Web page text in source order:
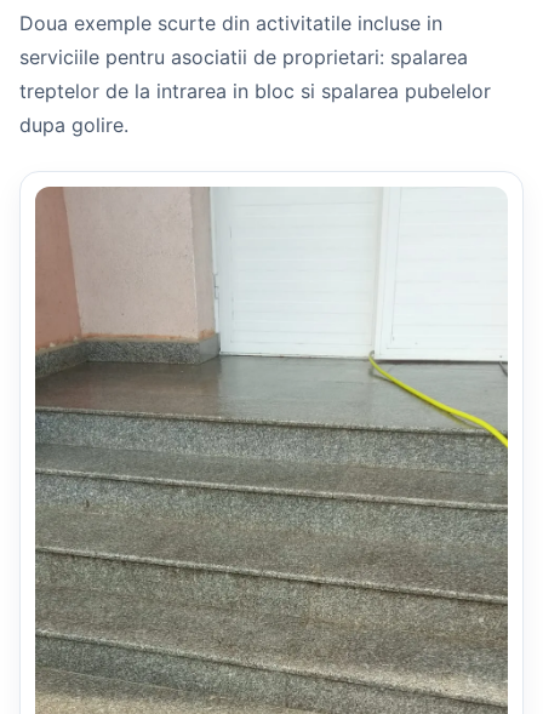
Doua exemple scurte din activitatile incluse in
serviciile pentru asociatii de proprietari: spalarea
treptelor de la intrarea in bloc si spalarea pubelelor
dupa golire.